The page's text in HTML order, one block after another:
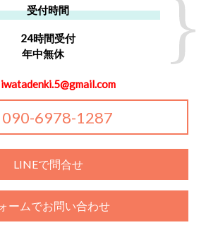
受付時間
24時間受付
年中無休
090-6978-1287
LINEで問合せ
ームでお問い合わせ